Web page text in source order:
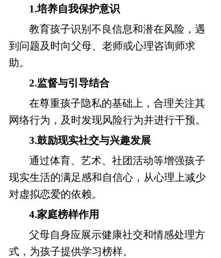
1.培养自我保护意识
教育孩子识别不良信息和潜在风险，遇
到问题及时向父母、老师或心理咨询师求
助。
2.监督与引导结合
在尊重孩子隐私的基础上，合理关注其
网络行为，及时发现风险行为并进行干预。
3.鼓励现实社交与兴趣发展
通过体育、艺术、社团活动等增强孩子
现实生活的满足感和自信心，从心理上减少
对虚拟恋爱的依赖。
4.家庭榜样作用
父母自身应展示健康社交和情感处理方
式，为孩子提供学习榜样。